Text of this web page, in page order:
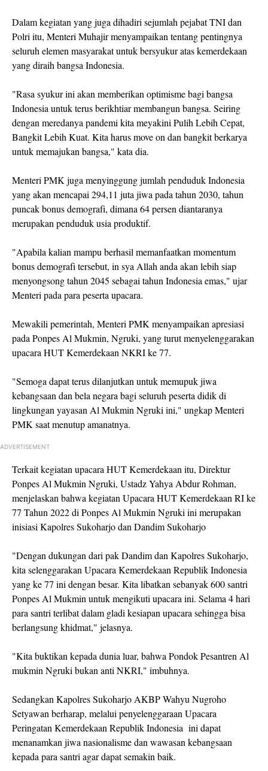
Dalam kegiatan yang juga dihadiri sejumlah pejabat TNI dan
Polri itu, Menteri Muhajir menyampaikan tentang pentingnya
seluruh elemen masyarakat untuk bersyukur atas kemerdekaan
yang diraih bangsa Indonesia.
"Rasa syukur ini akan memberikan optimisme bagi bangsa
Indonesia untuk terus berikhtiar membangun bangsa. Seiring
dengan meredanya pandemi kita meyakini Pulih Lebih Cepat,
Bangkit Lebih Kuat. Kita harus move on dan bangkit berkarya
untuk memajukan bangsa," kata dia.
Menteri PMK juga menyinggung jumlah penduduk Indonesia
yang akan mencapai 294,11 juta jiwa pada tahun 2030, tahun
puncak bonus demografi, dimana 64 persen diantaranya
merupakan penduduk usia produktif.
"Apabila kalian mampu berhasil memanfaatkan momentum
bonus demografi tersebut, in sya Allah anda akan lebih siap
menyongsong tahun 2045 sebagai tahun Indonesia emas," ujar
Menteri pada para peserta upacara.
Mewakili pemerintah, Menteri PMK menyampaikan apresiasi
pada Ponpes Al Mukmin, Ngruki, yang turut menyelenggarakan
upacara HUT Kemerdekaan NKRI ke 77.
"Semoga dapat terus dilanjutkan untuk memupuk jiwa
kebangsaan dan bela negara bagi seluruh peserta didik di
lingkungan yayasan Al Mukmin Ngruki ini," ungkap Menteri
PMK saat menutup amanatnya.
ADVERTISEMENT
Terkait kegiatan upacara HUT Kemerdekaan itu, Direktur
Ponpes Al Mukmin Ngruki, Ustadz Yahya Abdur Rohman,
menjelaskan bahwa kegiatan Upacara HUT Kemerdekaan RI ke
77 Tahun 2022 di Ponpes Al Mukmin Ngruki ini merupakan
inisiasi Kapolres Sukoharjo dan Dandim Sukoharjo
"Dengan dukungan dari pak Dandim dan Kapolres Sukoharjo,
kita selenggarakan Upacara Kemerdekaan Republik Indonesia
yang ke 77 ini dengan besar. Kita libatkan sebanyak 600 santri
Ponpes Al Mukmin untuk mengikuti upacara ini. Selama 4 hari
para santri terlibat dalam gladi kesiapan upacara sehingga bisa
berlangsung khidmat," jelasnya.
"Kita buktikan kepada dunia luar, bahwa Pondok Pesantren Al
mukmin Ngruki bukan anti NKRI," imbuhnya.
Sedangkan Kapolres Sukoharjo AKBP Wahyu Nugroho
Setyawan berharap, melalui penyelenggaraan Upacara
Peringatan Kemerdekaan Republik Indonesia ini dapat
menanamkan jiwa nasionalisme dan wawasan kebangsaan
kepada para santri agar dapat semakin baik.